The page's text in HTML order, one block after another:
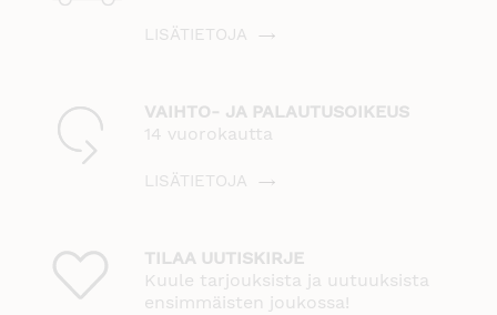
LISÄTIETOJA
VAIHTO- JA PALAUTUSOIKEUS
14 vuorokautta
LISÄTIETOJA
TILAA UUTISKIRJE
Kuule tarjouksista ja uutuuksista
ensimmäisten joukossa!